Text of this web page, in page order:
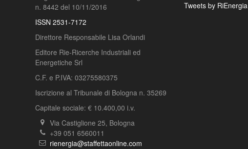
n. 8442 del 10/11/2016
ISSN 2531-7172
Direttore Responsabile Lisa Orlandi
Editore Rie-Ricerche Industriali ed
Energetiche Srl
C.F. e P.IVA: 03275580375
Iscrizione al Tribunale di Bologna n. 35269
Capitale sociale: € 10.400,00 i.v.
Via Castiglione 25, Bologna
+39 051 6560011
rienergia@staffettaonline.com
Tweets by RiEnergia